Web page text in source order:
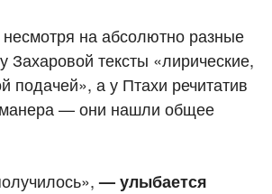
на абсолютно разные
Захаровой тексты «лирические,
подачей», а у Птахи речитатив
— они нашли общее
— улыбается